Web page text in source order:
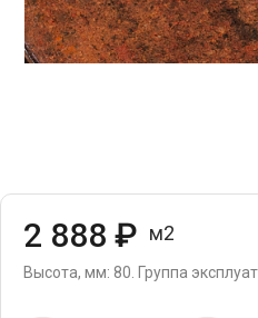
2 888 ₽ м2
Высота, мм: 80. Группа